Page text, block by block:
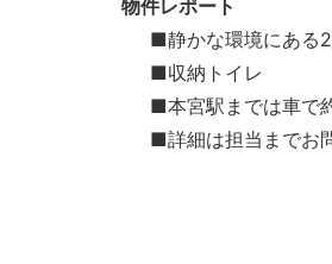
物件レポート
■静かな環境にある
■収納トイレ
■本宮駅までは車で
■詳細は担当までお